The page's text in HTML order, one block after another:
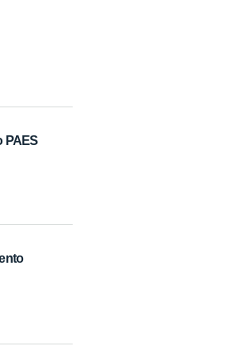
PAES